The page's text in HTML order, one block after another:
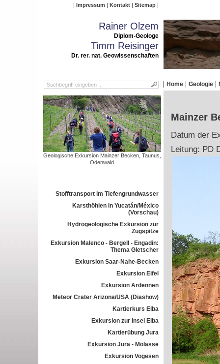
Impressum Kontakt Sitemap
Rainer Olzem
Diplom-Geologe
Timm Reisinger
Dr. rer. nat. Geowissenschaften
Home Geologie
Geologische Exkursion Mainzer Becken, Taunus,
Odenwald
Stofftransport im Tiefengrundwasser
Karsthöhlen in Yucatán/México
(Vorschau)
Hydrogeologische Exkursion zur
Zugspitze
Exkursion Malenco - Bergell - Engadin:
Thema Gletscher
Exkursion Saar-Nahe-Becken
Exkursion Eifel
Exkursion Ardennen
Meteor Crater Arizona/USA (Diashow)
Kartierkurs Elba
Exkursion zur Insel Elba
Kartierübung Jura
Exkursion Jura - Molasse
Exkursion Vogesen
Mainzer
Datum der
Leitung: PD